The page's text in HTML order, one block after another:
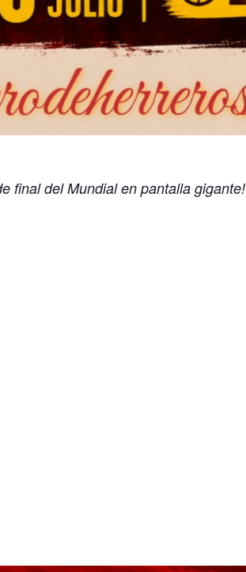
final del Mundial en pantalla gigante!